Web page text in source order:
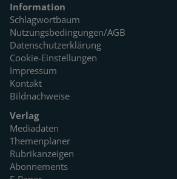
Information
Schlagwortbaum
Nutzungsbedingungen/AGB
Datenschutzerklärung
Cookie-Einstellungen
Impressum
Kontakt
Bildnachweise
Verlag
Mediadaten
Themenplaner
Rubrikanzeigen
Abonnements